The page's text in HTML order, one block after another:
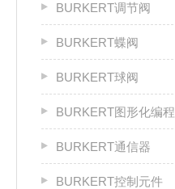
BURKERT调节阀
BURKERT蝶阀
BURKERT球阀
BURKERT图形化编程
BURKERT通信器
BURKERT控制元件